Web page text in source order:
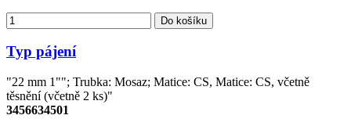
Do košíku
Typ pájení
"22 mm 1""; Trubka: Mosaz; Matice: CS, Matice: CS, včetně
těsnění (včetně 2 ks)"
3456634501